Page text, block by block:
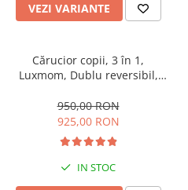
VEZI VARIANTE
Cărucior copii, 3 în 1,
Luxmom, Dublu reversibil,
Manusi de iarna, Roti
antieroziune off-road, Husa
de ploaie si insecte
950,00 RON
925,00 RON
IN STOC